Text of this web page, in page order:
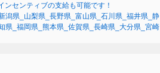
センティブの支給も可能です！
潟県_山梨県_長野県_富山県_石川県_福井県_静
県_福岡県_熊本県_佐賀県_長崎県_大分県_宮崎